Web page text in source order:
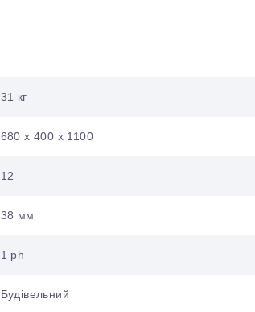
31 кг
680 x 400 x 1100
12
38 мм
1 ph
Будівельний